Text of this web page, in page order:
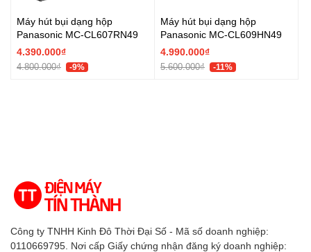
Máy hút bụi dạng hộp
Panasonic MC-CL607RN49
4.390.000₫
4.800.000₫ -9%
Máy hút bụi dạng hộp
Panasonic MC-CL609HN49
4.990.000₫
5.600.000₫ -11%
Công ty TNHH Kinh Đô Thời Đại Số - Mã số doanh nghiệp:
0110669795. Nơi cấp Giấy chứng nhận đăng ký doanh nghiệp: